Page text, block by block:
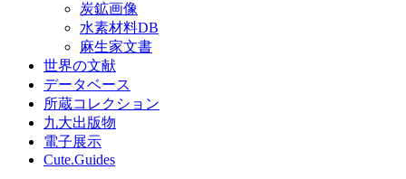
炭鉱画像
水素材料DB
麻生家文書
世界の文献
データベース
所蔵コレクション
九大出版物
電子展示
Cute.Guides